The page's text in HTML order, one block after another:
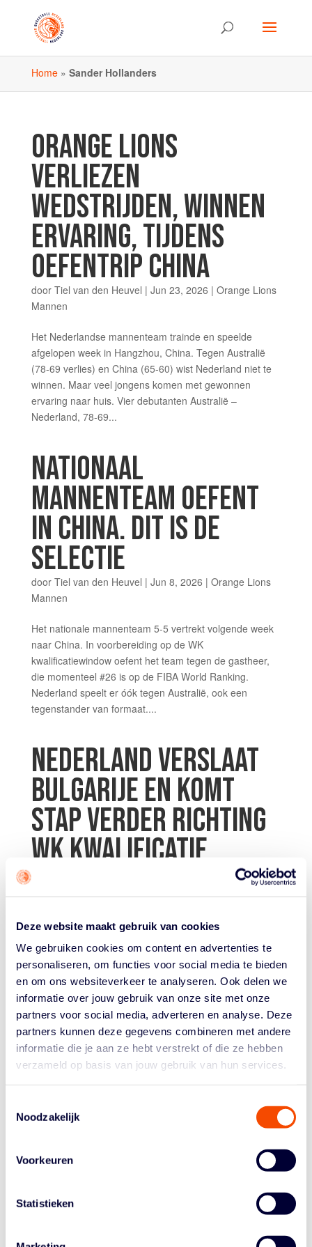
Deze website maakt gebruik van cookies
We gebruiken cookies om content en advertenties te
personaliseren, om functies voor social media te bieden
en om ons websiteverkeer te analyseren. Ook delen we
informatie over jouw gebruik van onze site met onze
partners voor social media, adverteren en analyse. Deze
partners kunnen deze gegevens combineren met andere
informatie die je aan ze hebt verstrekt of die ze hebben
verzameld op basis van jouw gebruik van hun services.
Noodzakelijk
Voorkeuren
Statistieken
Home» Sander Hollanders
ORANGE LIONS
VERLIEZEN
WEDSTRIJDEN, WINNEN
ERVARING, TIJDENS
OEFENTRIP CHINA
door Tiel van den Heuvel | Jun 23, 2026 | Orange Lions
Mannen
Het Nederlandse mannenteam trainde en speelde
afgelopen week in Hangzhou, China. Tegen Australië
(78-69 verlies) en China (65-60) wist Nederland niet te
winnen. Maar veel jongens komen met gewonnen
ervaring naar huis. Vier debutanten Australië –
Nederland, 78-69...
NATIONAAL
MANNENTEAM OEFENT
IN CHINA. DIT IS DE
SELECTIE
door Tiel van den Heuvel | Jun 8, 2026 | Orange Lions
Mannen
Het nationale mannenteam 5-5 vertrekt volgende week
naar China. In voorbereiding op de WK
kwalificatiewindow oefent het team tegen de gastheer,
die momenteel #26 is op de FIBA World Ranking.
Nederland speelt er óók tegen Australië, ook een
tegenstander van formaat....
NEDERLAND VERSLAAT
BULGARIJE EN KOMT
STAP VERDER RICHTING
WK KWALIFICATIE
door
Orange Lions
Het is de Orange Lions gelukt zich te plaatsen voor het
WK kwalificatietoernooi. Vanavond wonnen de mannen
met maar liefst 97-70 van Bulgarije, waardoor ze als
poulewinnaar doorgaan in de race richting de World Cup
2027. Boxscore Vanaf november 2025 speelt
Nederland...
ORANGE LIONS
VERLIEZEN TWEE KEER
NIPT VAN OEKRAÏNE
zitten erop. Afgelopen week reisden de mannen af naar
Estland om daar twee oefenwedstrijden tegen Oekraïne